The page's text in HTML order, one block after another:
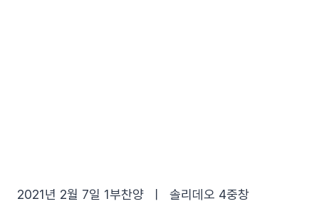
2021년 2월 7일 1부찬양 ㅣ 솔리데오 4중창